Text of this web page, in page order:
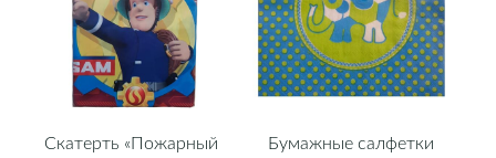
Скатерть «Пожарный
Бумажные салфетки